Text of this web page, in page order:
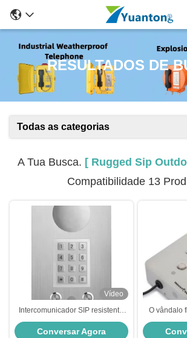
RESULTADOS DE
Todas as categorias
A Tua Busca. [ Rugged Sip
Compatibilidade 13
Vídeo
Intercomunicador SIP resistente
personalizado à prova de
ferrugem Mãos livres telefone de
Conversar Agora
O vândalo
telefone